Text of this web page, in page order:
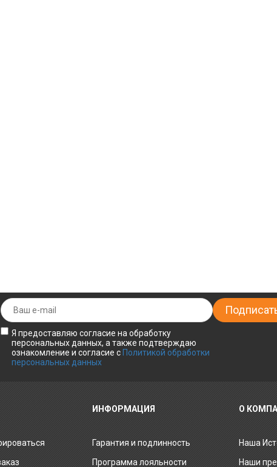
Я предоставляю согласие на обработку
персональных данных, а также подтверждаю
ознакомление и согласие с Политикой обработки
персональных данных
ИНФОРМАЦИЯ
Гарантия и подлинность
Программа лояльности
О
Наша
Наши